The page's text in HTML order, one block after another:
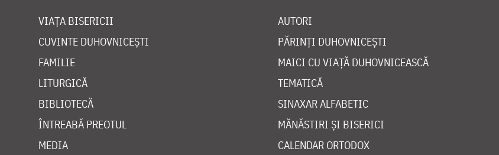
VIAȚA BISERICII
CUVINTE DUHOVNICEȘTI
FAMILIE
LITURGICĂ
BIBLIOTECĂ
ÎNTREABĂ PREOTUL
MEDIA
AUTORI
PĂRINȚI DUHOVNICEȘTI
MAICI CU VIAȚĂ DUHOVNICEASCĂ
TEMATICĂ
SINAXAR ALFABETIC
MĂNĂSTIRI ȘI BISERICI
CALENDAR ORTODOX